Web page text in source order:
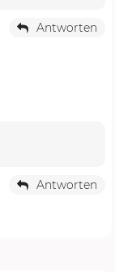
Antworten
Antworten